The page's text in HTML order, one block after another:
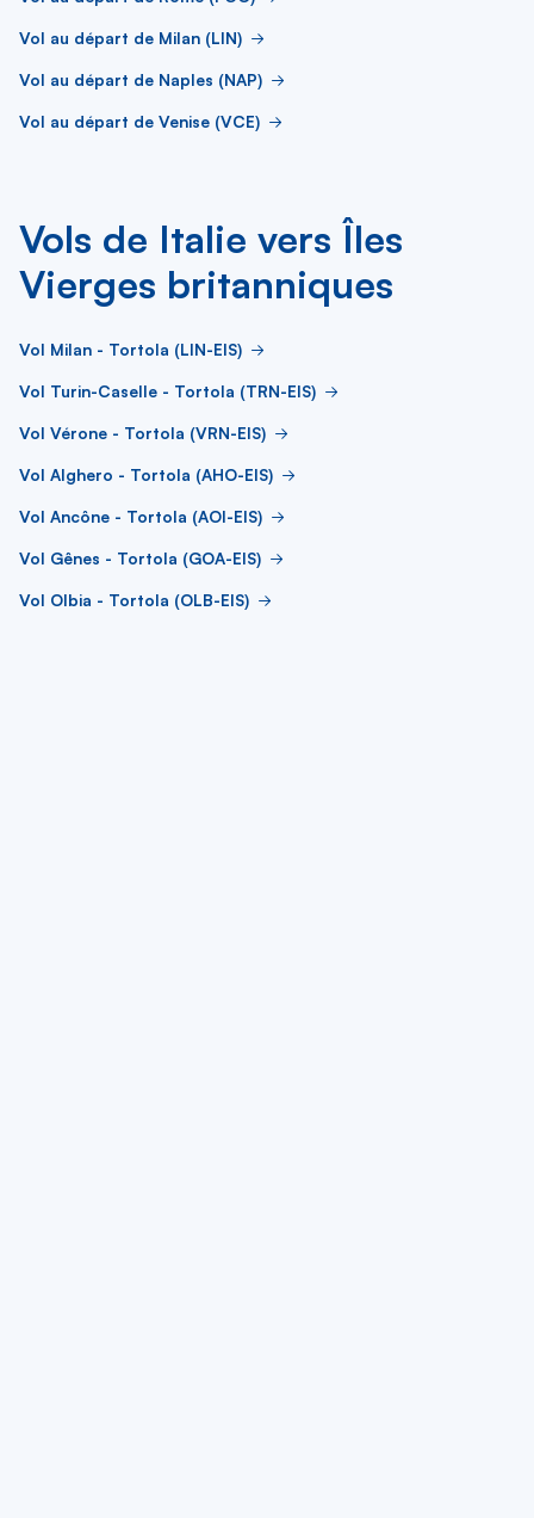
Vol au départ de Milan (LIN)
Vol au départ de Naples (NAP)
Vol au départ de Venise (VCE)
Vols de Italie vers Îles
Vierges britanniques
Vol Milan - Tortola (LIN-EIS)
Vol Turin-Caselle - Tortola (TRN-EIS)
Vol Vérone - Tortola (VRN-EIS)
Vol Alghero - Tortola (AHO-EIS)
Vol Ancône - Tortola (AOI-EIS)
Vol Gênes - Tortola (GOA-EIS)
Vol Olbia - Tortola (OLB-EIS)